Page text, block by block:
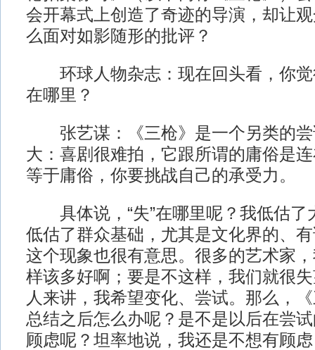
会开幕式上创造了奇迹的导演，却让
么面对如影随形的批评？
环球人物杂志：现在回头看，你觉
在哪里？
张艺谋：《三枪》是一个另类的尝
大：喜剧很难拍，它跟所谓的庸俗是
等于庸俗，你要挑战自己的承受力。
具体说，“失”在哪里呢？我低估了
低估了群众基础，尤其是文化界的、
这个现象也很有意思。很多的艺术家
样该多好啊；要是不这样，我们就很
人来讲，我希望变化、尝试。那么，《
总结之后怎么办呢？是不是以后在尝
顾虑呢？坦率地说，我还是不想有顾